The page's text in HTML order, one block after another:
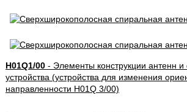
H01Q1/00- Элементы конструкции антенн и
устройства (устройства для изменения
направленности H01Q 3/00)